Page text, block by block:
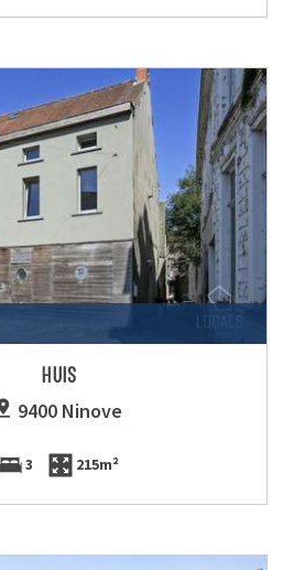
HUIS
9400 Ninove
3 215m²